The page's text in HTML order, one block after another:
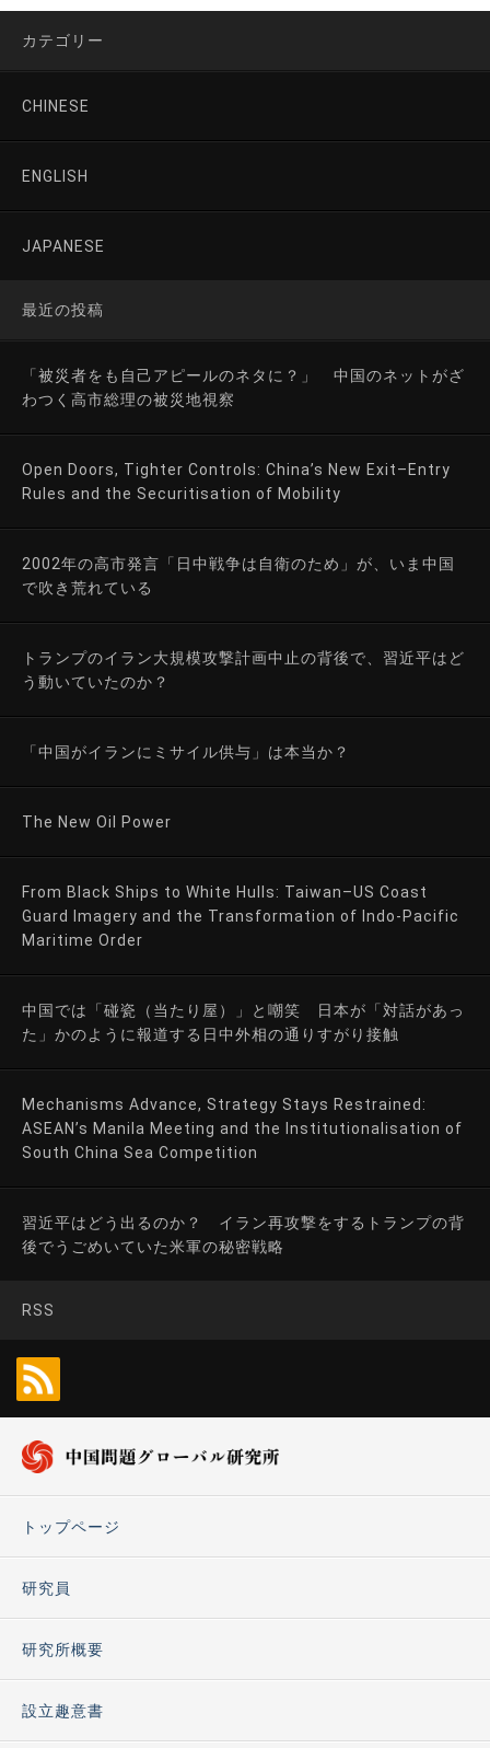
カテゴリー
CHINESE
ENGLISH
JAPANESE
最近の投稿
「被災者をも自己アピールのネタに？」 中国のネットがざ
わつく高市総理の被災地視察
Open Doors, Tighter Controls: China’s New Exit–Entry
Rules and the Securitisation of Mobility
2002年の高市発言「日中戦争は自衛のため」が、いま中国
で吹き荒れている
トランプのイラン大規模攻撃計画中止の背後で、習近平はど
う動いていたのか？
「中国がイランにミサイル供与」は本当か？
The New Oil Power
From Black Ships to White Hulls: Taiwan–US Coast
Guard Imagery and the Transformation of Indo-Pacific
Maritime Order
中国では「碰瓷（当たり屋）」と嘲笑 日本が「対話があっ
た」かのように報道する日中外相の通りすがり接触
Mechanisms Advance, Strategy Stays Restrained:
ASEAN’s Manila Meeting and the Institutionalisation of
South China Sea Competition
習近平はどう出るのか？ イラン再攻撃をするトランプの背
後でうごめいていた米軍の秘密戦略
RSS
トップページ
研究員
研究所概要
設立趣意書